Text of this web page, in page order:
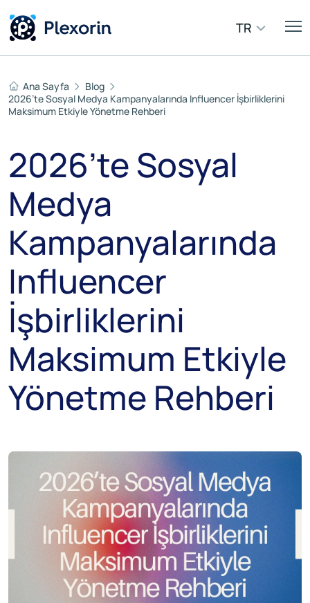
TR
Ana Sayfa
Blog
2026’te Sosyal Medya Kampanyalarında Influencer İşbirliklerini
Maksimum Etkiyle Yönetme Rehberi
2026’te Sosyal
Medya
Kampanyalarında
Influencer
İşbirliklerini
Maksimum Etkiyle
Yönetme Rehberi